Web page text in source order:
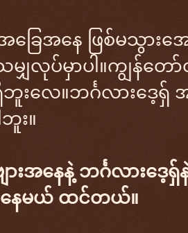
ခြေအနေ ဖြစ်မသွား
မျှလုပ်မှာပါ။ကျွန်တ
းလေ။ဘင်္ဂလားဒေ့
း။
ျားအနေနဲ့ ဘင်္ဂလား
င်နေမယ် ထင်တယ်။